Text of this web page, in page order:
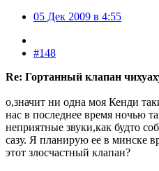
05 Дек 2009 в 4:55
#148
Re: Гортанный клапан
о,значит ни одна моя Кенди
нас в последнее время ночью
неприятные звуки,как будто
сазу. Я планирую ее в минске
этот злосчастный клапан?